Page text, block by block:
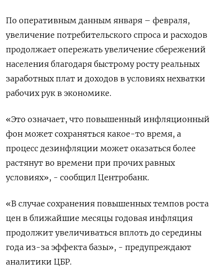
По оперативным данным января – февраля,
увеличение потребительского спроса и расходов
продолжает опережать увеличение сбережений
населения благодаря быстрому росту реальных
заработных плат и доходов в условиях нехватки
рабочих рук в экономике.
«Это означает, что повышенный инфляционный
фон может сохраняться какое-то время, а
процесс дезинфляции может оказаться более
растянут во времени при прочих равных
условиях», - сообщил Центробанк.
«В случае сохранения повышенных темпов роста
цен в ближайшие месяцы годовая инфляция
продолжит увеличиваться вплоть до середины
года из-за эффекта базы», - предупреждают
аналитики ЦБР.